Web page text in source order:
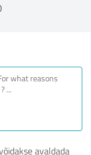
avaldada